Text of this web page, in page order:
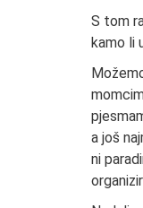
S tom
kamo li
a još
ni